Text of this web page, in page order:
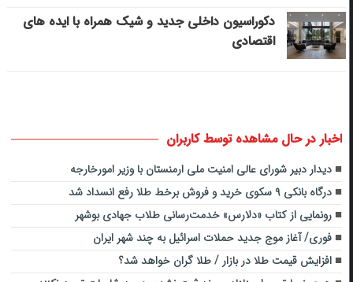
دکوراسیون داخلی جدید و شیک همراه با ایده های
اقتصادی
اخبار در حال مشاهده توسط کاربران
دیدار دبیر شورای عالی امنیت ملی ارمنستان با وزیر امورخارجه
درگاه بانکی ۹ سکوی خرید و فروش برخط طلا رفع انسداد شد
رونمایی از کتاب «دلارس» خدمت‌رسانی طلاب جهادی بوشهر
فوری/ آغاز موج جدید حملات اسرائیل به چند شهر ایران
افزایش قیمت طلا در بازار / طلا گران خواهد شد؟